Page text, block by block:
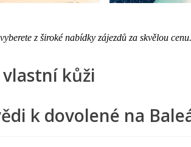
z široké nabídky zájezdů za skvělou
kůži
k dovolené na